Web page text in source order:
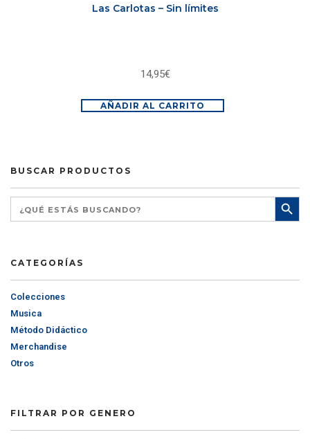
Las Carlotas – Sin límites
14,95€
AÑADIR AL CARRITO
BUSCAR PRODUCTOS
CATEGORÍAS
Colecciones
Musica
Método Didáctico
Merchandise
Otros
FILTRAR POR GENERO